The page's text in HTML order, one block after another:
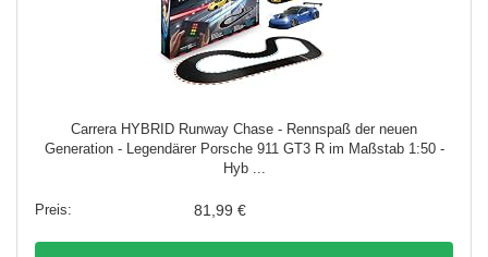
Carrera HYBRID Runway Chase - Rennspaß der neuen
Generation - Legendärer Porsche 911 GT3 R im Maßstab 1:50 -
Hyb ...
81,99 €